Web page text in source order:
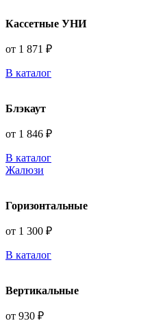
Кассетные УНИ
от 1 871 ₽
В каталог
Блэкаут
от 1 846 ₽
В каталог
Жалюзи
Горизонтальные
от 1 300 ₽
В каталог
Вертикальные
от 930 ₽